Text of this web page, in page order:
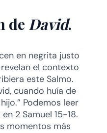
de David.
en negrita justo
el contexto
este Salmo.
cuando huía de
Podemos leer
2 Samuel 15-18.
momentos más